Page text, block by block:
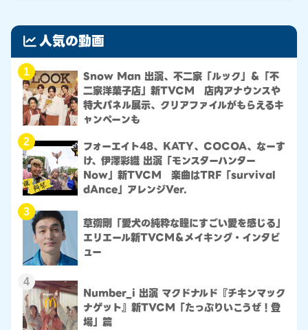
人気の動画
1
Snow Man 出演、不二家「ルック」＆「不
二家洋菓子店」新TVCM 店内アナウンスや
特大パネル展示、クリアファイルがもらえるキ
ャンペーンも
2
フォーエイト48、KATY、COCOA、なーす
け、伊澤彩織 出演「モンスターハンター
Now」新TVCM 楽曲はTRF「survival
dAnce」アレンジVer.
3
草彅剛「愛犬の純粋な瞳にすごい愛を感じる」
エリエール新TVCM＆メイキング・インタビ
ュー
4
Number_i 出演 マクドナルド『チキンマック
ナゲット』新TVCM「たっぷりいこうぜ！登
場」篇